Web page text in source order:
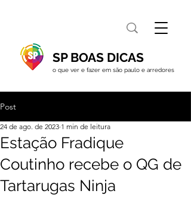
SP BOAS DICAS
o que ver e fazer em são paulo e arredores
Post
Estação Fradique
Coutinho recebe o QG de
Tartarugas Ninja
24 de ago. de 2023 1 min de leitura